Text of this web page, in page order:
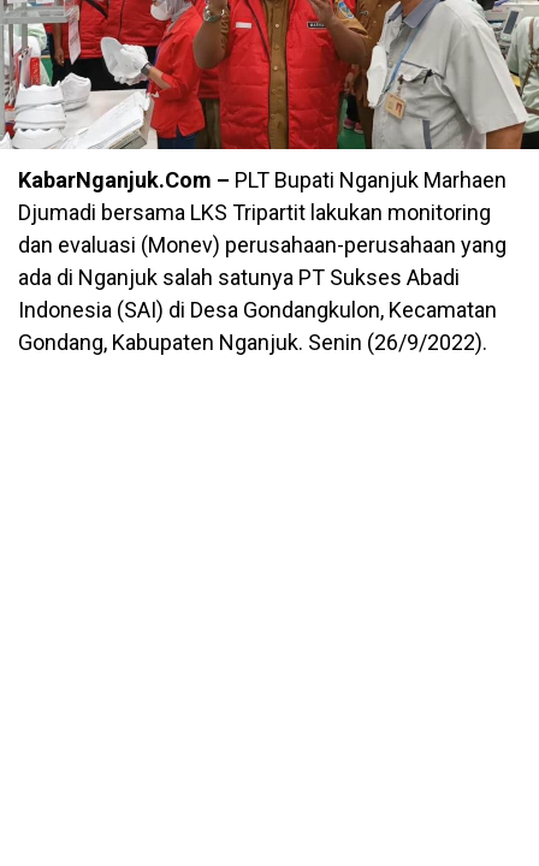
KabarNganjuk.Com – PLT Bupati Nganjuk Marhaen
Djumadi bersama LKS Tripartit lakukan monitoring
dan evaluasi (Monev) perusahaan-perusahaan yang
ada di Nganjuk salah satunya PT Sukses Abadi
Indonesia (SAI) di Desa Gondangkulon, Kecamatan
Gondang, Kabupaten Nganjuk. Senin (26/9/2022).